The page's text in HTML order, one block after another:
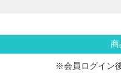
商
※会員ログイン